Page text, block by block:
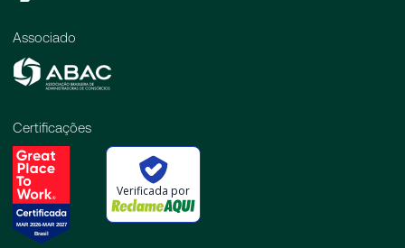
Associado
Certificações
Verificada por